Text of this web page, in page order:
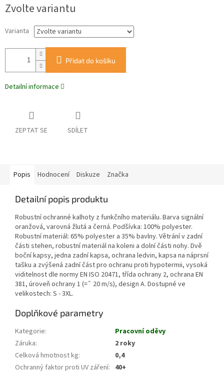
cena:
Zvolte variantu
Varianta
Přidat do košíku
Detailní informace
ZEPTAT SE SDÍLET
Popis Hodnocení Diskuze Značka
Detailní popis produktu
Robustní ochranné kalhoty z funkčního materiálu. Barva signální
oranžová, varovná žlutá a černá. Podšívka: 100% polyester.
Robustní materiál: 65% polyester a 35% bavlny. Větrání v zadní
části stehen, robustní materiál na koleni a dolní části nohy. Dvě
boční kapsy, jedna zadní kapsa, ochrana ledvin, kapsa na náprsní
tašku a zvýšená zadní část pro ochranu proti hypotermii, vysoká
viditelnost dle normy EN ISO 20471, třída ochrany 2, ochrana EN
381, úroveň ochrany 1 (=ˆ 20 m/s), design A. Dostupné ve
velikostech: S - 3XL.
Doplňkové parametry
Kategorie:
Pracovní oděvy
Záruka:
2 roky
Celková hmotnost kg:
0,4
Ochranný faktor proti UV záření: 40+